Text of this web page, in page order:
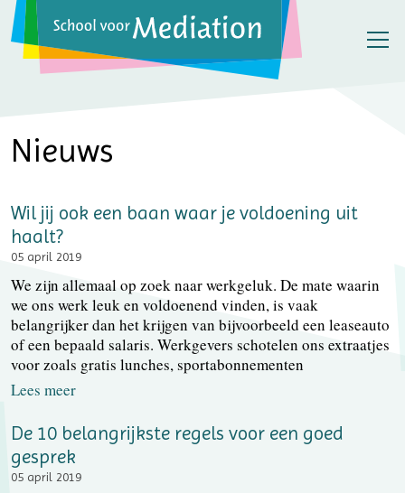
Nieuws
Wil jij ook een baan waar je voldoening uit
haalt?
05 april 2019
We zijn allemaal op zoek naar werkgeluk. De mate waarin
we ons werk leuk en voldoenend vinden, is vaak
belangrijker dan het krijgen van bijvoorbeeld een leaseauto
of een bepaald salaris. Werkgevers schotelen ons extraatjes
voor zoals gratis lunches, sportabonnementen
Lees meer
De 10 belangrijkste regels voor een goed
gesprek
05 april 2019